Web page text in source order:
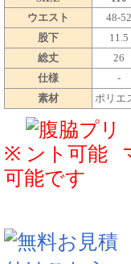
ウエスト
48-52
股下
11.5
総丈
26
仕様
-
素材
ポリエ
※
可能です